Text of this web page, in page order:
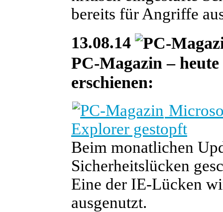
bereits für Angriffe
13.08.14
PC-Magazin –
erschienen:
Explorer gestopft
Beim monatlichen
Sicherheitslücken
Eine der IE-Lücken
ausgenutzt.